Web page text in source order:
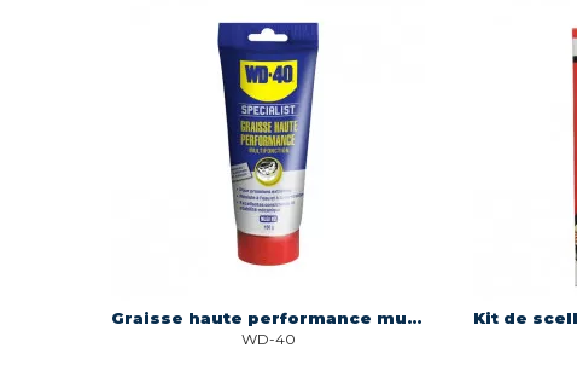
Graisse haute performance multifonction - tube 150 gr Wd40 331075
WD-40